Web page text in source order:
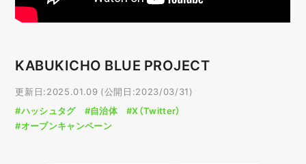
KABUKICHO BLUE PROJECT
更新日:2025.01.09 (公開日:2023/03/31)
#ハッシュタグ
#自治体
#X（Twitter）
#オープンキャンペーン